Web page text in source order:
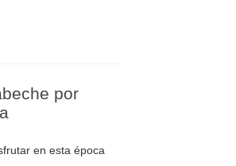
por
en esta época